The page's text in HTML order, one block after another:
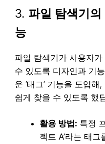
3. 파일 탐색기의
능
파일 탐색기가 사용자
수 있도록 디자인과 기
운 ‘태그’ 기능을 도입
쉽게 찾을 수 있도록 했
활용 방법: 특정
젝트 A’라는 태